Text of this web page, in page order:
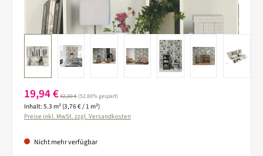
Verkaufspreis:
19,94 €Regulärer Preis:
42,30 €(52.86% gespart)
Inhalt: 5.3 m² (3,76 € / 1 m²)
Preise inkl. MwSt. zzgl. Versandkosten
Nicht mehr verfügbar